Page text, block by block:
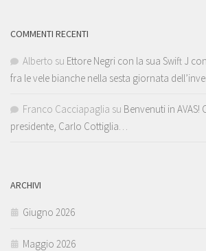
COMMENTI RECENTI
Alberto su Ettore Negri con la sua Swift J
fra le vele bianche nella sesta giornata
Franco Cacciapaglia su Benvenuti in
presidente, Carlo Cottiglia…
ARCHIVI
Giugno 2026
Maggio 2026